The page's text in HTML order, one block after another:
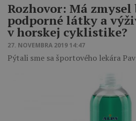
Rozhovor: Má zmysel
podporné látky a
v horskej cyklistike?
27. NOVEMBRA 2019 14:47
Pýtali sme sa športového lekára